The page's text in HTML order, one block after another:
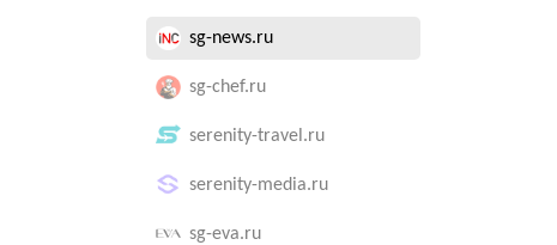
sg-news.ru
sg-chef.ru
serenity-travel.ru
serenity-media.ru
sg-eva.ru